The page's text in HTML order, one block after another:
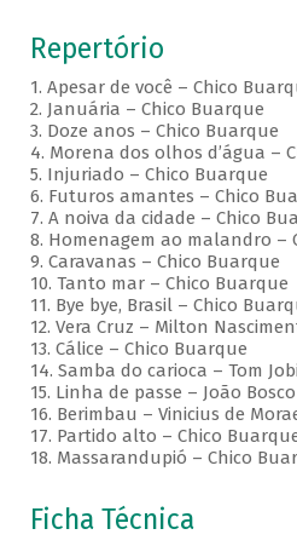
Repertório
1. Apesar de você – Chico
2. Januária – Chico Buarque
3. Doze anos – Chico Buarque
4. Morena dos olhos d’água –
5. Injuriado – Chico Buarque
6. Futuros amantes – Chico
7. A noiva da cidade – Chico
8. Homenagem ao malandro –
9. Caravanas – Chico Buarque
10. Tanto mar – Chico Buarque
11. Bye bye, Brasil – Chico
12. Vera Cruz – Milton
13. Cálice – Chico Buarque
14. Samba do carioca – Tom
15. Linha de passe – João Bosco
16. Berimbau – Vinicius de
17. Partido alto – Chico
18. Massarandupió – Chico
Ficha Técnica